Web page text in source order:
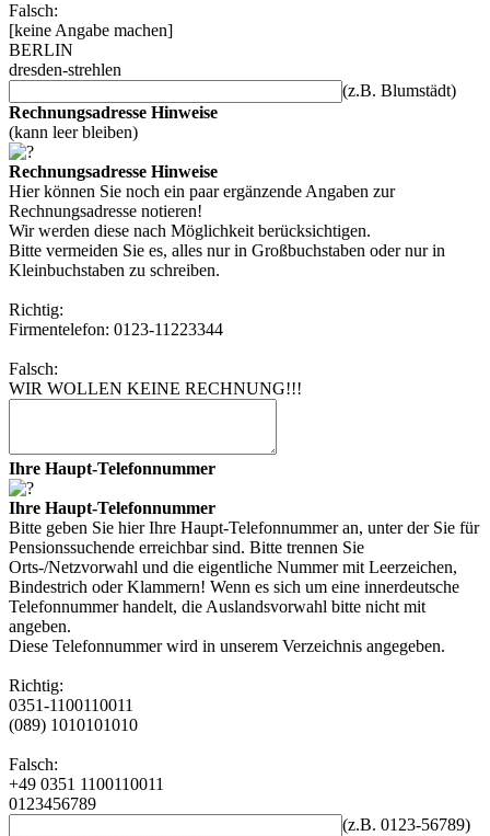
Falsch:
[keine Angabe machen]
BERLIN
dresden-strehlen
(z.B. Blumstädt)
Rechnungsadresse Hinweise
(kann leer bleiben)
Rechnungsadresse Hinweise
Hier können Sie noch ein paar ergänzende Angaben zur
Rechnungsadresse notieren!
Wir werden diese nach Möglichkeit berücksichtigen.
Bitte vermeiden Sie es, alles nur in Großbuchstaben oder nur in
Kleinbuchstaben zu schreiben.
Richtig:
Firmentelefon: 0123-11223344
Falsch:
WIR WOLLEN KEINE RECHNUNG!!!
Ihre Haupt-Telefonnummer
Ihre Haupt-Telefonnummer
Bitte geben Sie hier Ihre Haupt-Telefonnummer an, unter der Sie für
Pensionssuchende erreichbar sind. Bitte trennen Sie
Orts-/Netzvorwahl und die eigentliche Nummer mit Leerzeichen,
Bindestrich oder Klammern! Wenn es sich um eine innerdeutsche
Telefonnummer handelt, die Auslandsvorwahl bitte nicht mit
angeben.
Diese Telefonnummer wird in unserem Verzeichnis angegeben.
Richtig:
0351-1100110011
(089) 1010101010
Falsch:
+49 0351 1100110011
0123456789
(z.B. 0123-56789)